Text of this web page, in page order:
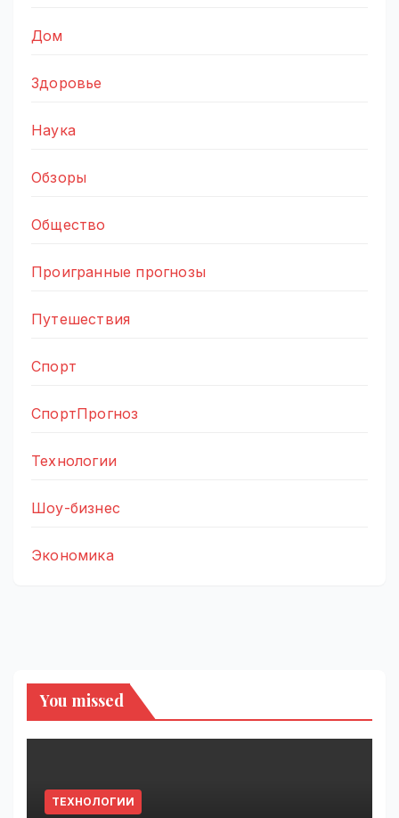
Дом
Здоровье
Наука
Обзоры
Общество
Проигранные прогнозы
Путешествия
Спорт
СпортПрогноз
Технологии
Шоу-бизнес
Экономика
You missed
ТЕХНОЛОГИИ